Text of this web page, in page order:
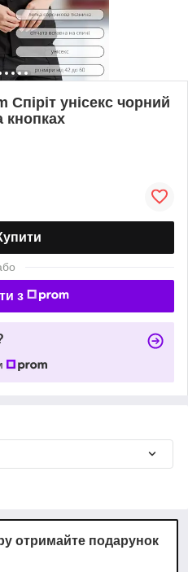
Спіріт унісекс чорний
кнопках
з
отримайте подарунок